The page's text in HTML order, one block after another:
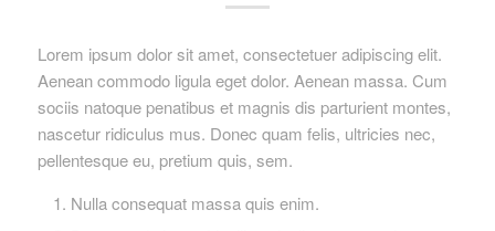
Lorem ipsum dolor sit amet, consectetuer adipiscing elit.
Aenean commodo ligula eget dolor. Aenean massa. Cum
sociis natoque penatibus et magnis dis parturient montes,
nascetur ridiculus mus. Donec quam felis, ultricies nec,
pellentesque eu, pretium quis, sem.
Nulla consequat massa quis enim.